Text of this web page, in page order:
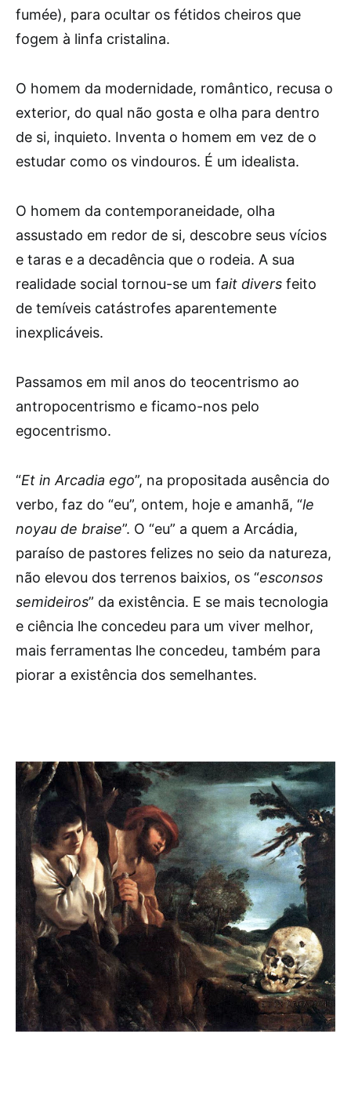
fumée), para ocultar os fétidos cheiros que
fogem à linfa cristalina.
O homem da modernidade, romântico, recusa o
exterior, do qual não gosta e olha para dentro
de si, inquieto. Inventa o homem em vez de o
estudar como os vindouros. É um idealista.
O homem da contemporaneidade, olha
assustado em redor de si, descobre seus vícios
e taras e a decadência que o rodeia. A sua
realidade social tornou-se um fait divers feito
de temíveis catástrofes aparentemente
inexplicáveis.
Passamos em mil anos do teocentrismo ao
antropocentrismo e ficamo-nos pelo
egocentrismo.
“Et in Arcadia ego”, na propositada ausência do
verbo, faz do “eu”, ontem, hoje e amanhã, “le
noyau de braise”. O “eu” a quem a Arcádia,
paraíso de pastores felizes no seio da natureza,
não elevou dos terrenos baixios, os “esconsos
semideiros” da existência. E se mais tecnologia
e ciência lhe concedeu para um viver melhor,
mais ferramentas lhe concedeu, também para
piorar a existência dos semelhantes.